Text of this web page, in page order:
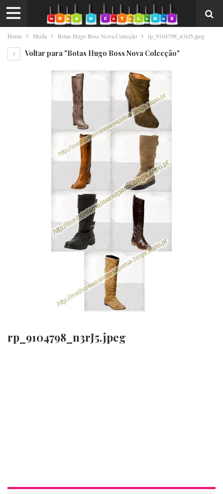
Home Moda Botas Hugo Boss Nova Colecção rp_9104798_n3rJ5.jpeg
Voltar para "Botas Hugo Boss Nova Colecção"
rp_9104798_n3rJ5.jpeg